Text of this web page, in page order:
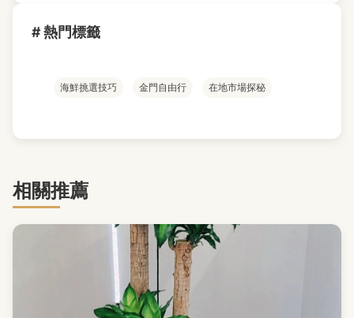
# 熱門標籤
海鮮挑選技巧 金門自由行 在地市場探秘
相關推薦